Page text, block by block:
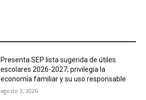
Presenta SEP lista sugerida de útiles
escolares 2026-2027; privilegia la
economía familiar y su uso responsable
agosto 3, 2026